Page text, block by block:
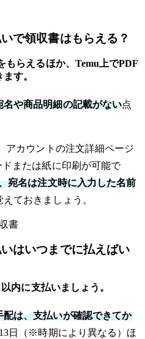
で領収書はもらえる？
もらえるほか、Temu上でPDF
す。
や商品明細の記載がない点
アカウントの注文詳細ページ
または紙に印刷が可能で
宛名は注文時に入力した名前
ておきましょう。
書
はいつまでに払えばい
内に支払いましょう。
は、支払いが確認できてか
日（※時期により異なる）ほ